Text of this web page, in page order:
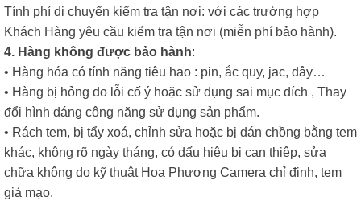
Tính phí di chuyển kiểm tra tận nơi: với các trường hợp
Khách Hàng yêu cầu kiểm tra tận nơi (miễn phí bảo hành).
4. Hàng không được bảo hành:
• Hàng hóa có tính năng tiêu hao : pin, ắc quy, jac, dây…
• Hàng bị hỏng do lỗi cố ý hoặc sử dụng sai mục đích , Thay
đổi hình dáng công năng sử dụng sản phẩm.
• Rách tem, bị tẩy xoá, chỉnh sửa hoặc bị dán chồng bằng tem
khác, không rõ ngày tháng, có dấu hiệu bị can thiệp, sửa
chữa không do kỹ thuật Hoa Phượng Camera chỉ định, tem
giả mạo.